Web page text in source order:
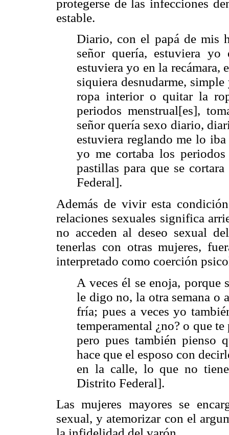
protegerse de las infecciones
estable.
Diario, con el papá de mis
señor quería, estuviera
estuviera yo en la recámara,
siquiera desnudarme,
ropa interior o quitar la
periodos menstrual[es],
señor quería sexo diario,
estuviera reglando me lo
yo me cortaba los
pastillas para que se
Federal].
Además de vivir esta
relaciones sexuales significa
no acceden al deseo sexual
tenerlas con otras mujeres,
interpretado como coerción
A veces él se enoja,
le digo no, la otra semana o
fría; pues a veces yo
temperamental ¿no? o que
pero pues también pienso
hace que el esposo con
en la calle, lo que no
Distrito Federal].
Las mujeres mayores se
sexual, y atemorizar con el